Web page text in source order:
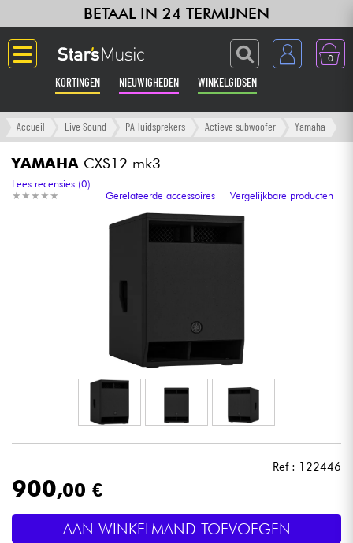
BETAAL IN 24 TERMIJNEN
0
KORTINGEN NIEUWIGHEDEN WINKELGIDSEN
Langue
Gitaar & Bas
Versterker & Effecten
Toetsenbord & Piano
Synths & samplers
Microfoon
Live Sound
Licht
Accueil Live Sound PA-luidsprekers Actieve subwoofer Yamaha
YAMAHA CXS12 mk3
★ ★ ★ ★ ★
★ ★ ★ ★ ★
Lees recensies (0)
Gerelateerde accessoires
Vergelijkbare producten
Ref : 122446
900,00 €
AAN WINKELMAND TOEVOEGEN